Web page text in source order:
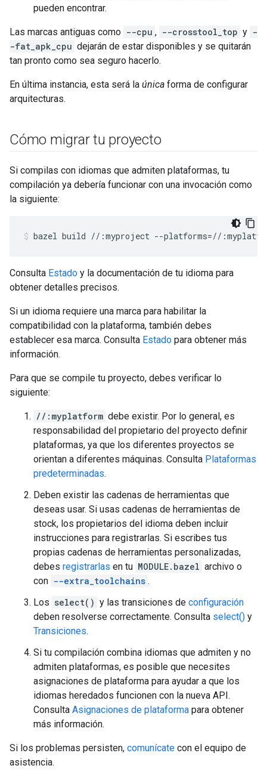
pueden encontrar.
Las marcas antiguas como --cpu , --crosstool_top y -
-fat_apk_cpu dejarán de estar disponibles y se quitarán
tan pronto como sea seguro hacerlo.
En última instancia, esta será la única forma de configurar
arquitecturas.
Cómo migrar tu proyecto
Si compilas con idiomas que admiten plataformas, tu
compilación ya debería funcionar con una invocación como
la siguiente:
bazel build //:myproject --platforms=//
Consulta Estado y la documentación de tu idioma para
obtener detalles precisos.
Si un idioma requiere una marca para habilitar la
compatibilidad con la plataforma, también debes
establecer esa marca. Consulta Estado para obtener más
información.
Para que se compile tu proyecto, debes verificar lo
siguiente:
//:myplatform debe existir. Por lo general, es
responsabilidad del propietario del proyecto definir
plataformas, ya que los diferentes proyectos se
orientan a diferentes máquinas. Consulta Plataformas
predeterminadas.
Deben existir las cadenas de herramientas que
deseas usar. Si usas cadenas de herramientas de
stock, los propietarios del idioma deben incluir
instrucciones para registrarlas. Si escribes tus
propias cadenas de herramientas personalizadas,
debes registrarlas en tu MODULE.bazel archivo o
con --extra_toolchains .
Los select() y las transiciones de configuración
deben resolverse correctamente. Consulta select() y
Transiciones.
Si tu compilación combina idiomas que admiten y no
admiten plataformas, es posible que necesites
asignaciones de plataforma para ayudar a que los
idiomas heredados funcionen con la nueva API.
Consulta Asignaciones de plataforma para obtener
más información.
Si los problemas persisten, comunícate con el equipo de
asistencia.